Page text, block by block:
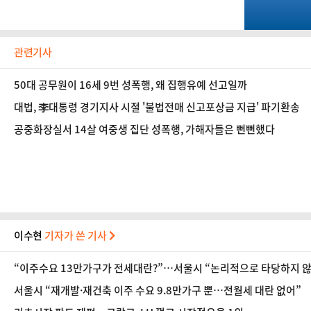
관련기사
50대 공무원이 16세 9번 성폭행, 왜 집행유예 선고일까
대법, 李대통령 경기지사 시절 '불법전매 신고포상금 지급' 파기환송
공중화장실서 14살 여중생 집단 성폭행, 가해자들은 뻔뻔했다
이수현 기자가 쓴 기사
“이주수요 13만가구가 전세대란?”…서울시 “논리적으로 타당하지
서울시 “재개발·재건축 이주 수요 9.8만가구 뿐…전월세 대란 없어”